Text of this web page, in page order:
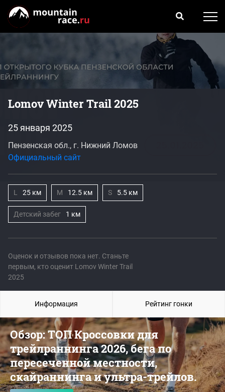
Lomov Winter Trail 2025
Оценок и отзывов пока нет. Станьте
первым, кто оценит Lomov Winter Trail
2025
25 января 2025
Пензенская обл., г. Нижний Ломов
Официальный сайт
L 25 км M 12.5 км S 5.5 км
Детский забег 1 км
Обзор: ТОП Кроссовки для
трейлраннинга 2026, бега по
пересеченной местности,
скайраннинга и ультра-трейлов.
Информация Рейтинг гонки